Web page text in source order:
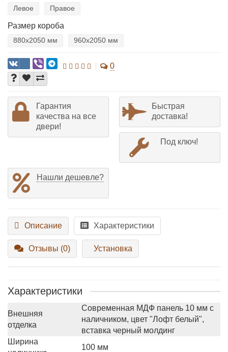
Левое Правое
Размер короба
880х2050 мм 960х2050 мм
0
Гарантия
качества на все
двери!
Быстрая
доставка!
Под ключ!
Нашли дешевле?
Описание Характеристики
Отзывы (0) Установка
Характеристики
Внешняя
отделка
Современная МДФ панель 10 мм с
наличником, цвет "Лофт белый",
вставка черный молдинг
Ширина
100 мм